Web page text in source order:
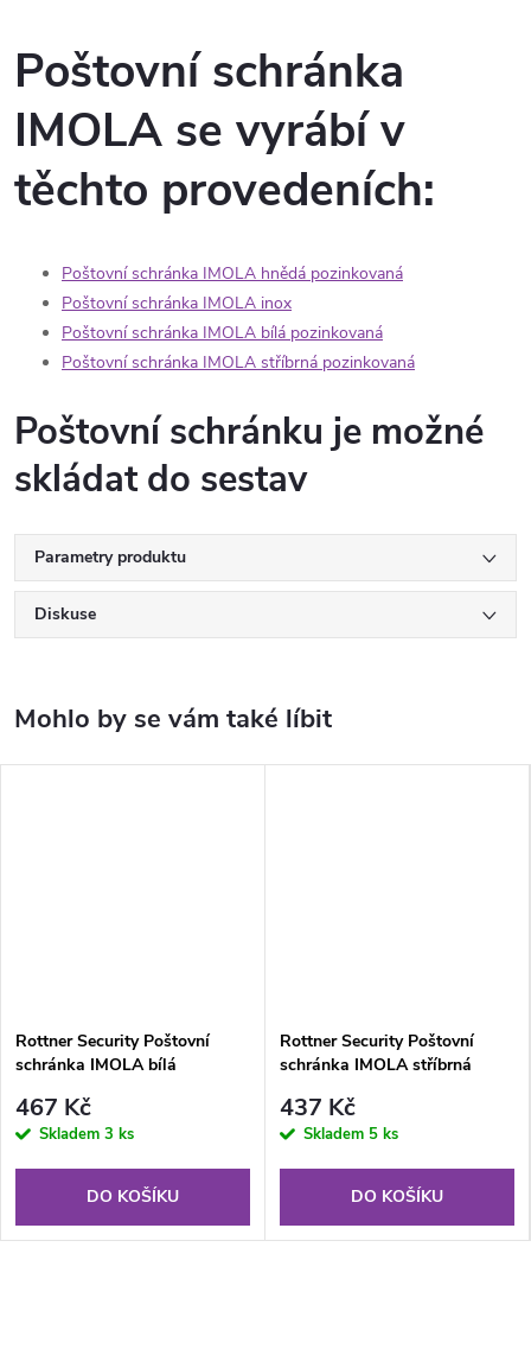
Poštovní schránka
IMOLA se vyrábí v
těchto provedeních:
Poštovní schránka IMOLA hnědá pozinkovaná
Poštovní schránka IMOLA inox
Poštovní schránka IMOLA bílá pozinkovaná
Poštovní schránka IMOLA stříbrná pozinkovaná
Poštovní schránku je možné
skládat do sestav
Parametry produktu
Diskuse
Rottner Security Poštovní
schránka IMOLA bílá
467 Kč
Skladem 3 ks
DO KOŠÍKU
Rottner Security Poštovní
schránka IMOLA stříbrná
437 Kč
Skladem 5 ks
DO KOŠÍKU